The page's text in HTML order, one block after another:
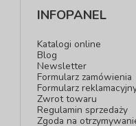
INFOPANEL
Katalogi online
Blog
Newsletter
Formularz zamówienia
Formularz
Zwrot towaru
Regulamin sprzedaży
Zgoda na